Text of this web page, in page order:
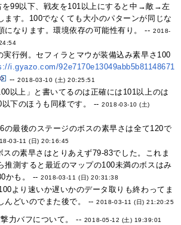
を99以下、戦友を101以上にすると中→敵→左
ます。100でなくても大小のパターンが同じな
になります。環境依存の可能性有り。 --2018-
実行例。セフィラとマウが装備込み素早さ100
i.gyazo.com/92e7170e13049abb5b81148671
--2018-03-10 (土) 20:25:51
以上」と書いてるのは正確には101以上のは
以下のほうも同様です。 --2018-03-10 (土)
の最後のステージのボスの素早さは全て120で
03-11 (日) 20:16:45
スの素早さはとりあえず79-83でした。これま
推測すると最近のマップの100未満のボスはみ
かも。 --2018-03-11 (日) 20:31:38
より速いか遅いかのデータ取りも終わってま
んどいのでまた後で。 --2018-03-11 (日) 21:20:25
力バフについて。 -- 2018-05-12 (土) 19:39:01